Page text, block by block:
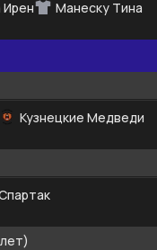
Ирен
Манеску Тина
Кузнецкие Медведи